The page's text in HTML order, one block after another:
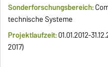
Sonderforschungsbereich:
technische Systeme
Projektlaufzeit:01.01.2012-
2017)